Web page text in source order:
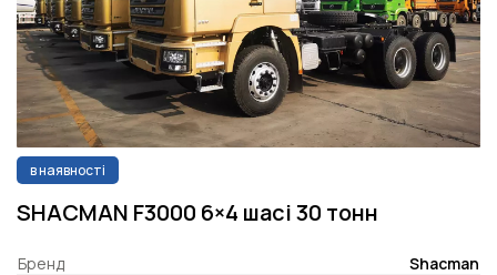
в наявності
SHACMAN F3000 6×4 шасі 30 тонн
Бренд Shacman